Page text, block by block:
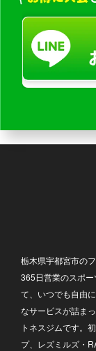
当社は、個人情
保存し、保存
たは業務上必要
は消去いたしま
10. 第三者提供
に基づく場合、
られている場合
の他法令上第
第三者提供に
11. 委託先の監
当社がお客様
託先に対して個
かつ適切な監
栃木県宇都宮市の
365日営業のスポ
て、いつでも自由
なサービスが詰ま
トネスジムです。
プ、レズミルズ・